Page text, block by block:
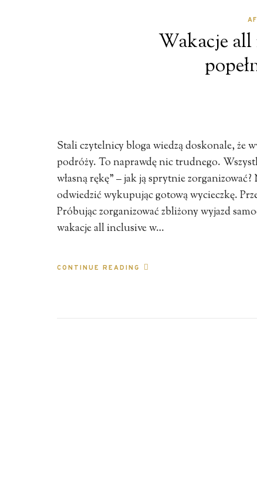
Wakacje
Stali czytelnicy bloga wiedzą doskonale, że
podróży. To naprawdę nic trudnego.
własną rękę” – jak ją sprytnie
odwiedzić wykupując gotową wycieczkę.
Próbując zorganizować zbliżony wyjazd
wakacje all inclusive w…
CONTINUE READING